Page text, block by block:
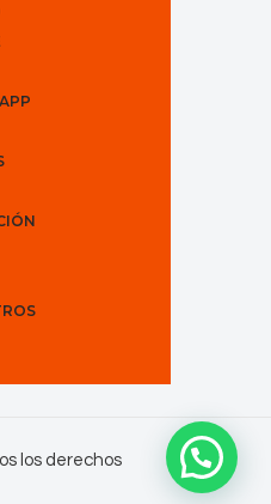
los derechos